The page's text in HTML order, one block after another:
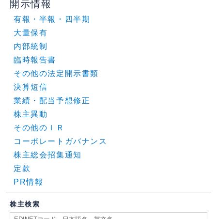
開示情報
有報・半報・四半期
大量保有
内部統制
臨時報告書
その他の法定開示書類
決算短信
業績・配当予想修正
株主異動
その他のＩＲ
コーポレートガバナンス
株主総会招集通知
定款
PR情報
株主検索